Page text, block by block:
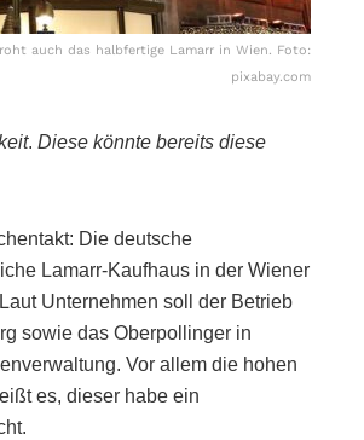
auch das halbfertige Lamarr in Wien. Foto:
pixabay.com
. Diese könnte bereits diese
Die deutsche
Lamarr-Kaufhaus in der Wiener
Unternehmen soll der Betrieb
sowie das Oberpollinger in
Vor allem die hohen
es, dieser habe ein